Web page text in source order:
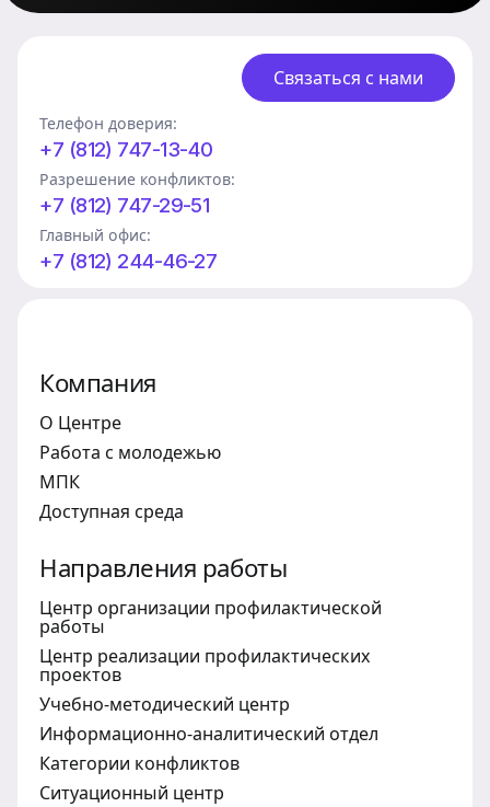
Связаться с нами
Телефон доверия:
+7 (812) 747-13-40
Разрешение конфликтов:
+7 (812) 747-29-51
Главный офис:
+7 (812) 244-46-27
Компания
О Центре
Работа с молодежью
МПК
Доступная среда
Направления работы
Центр организации профилактической
работы
Центр реализации профилактических
проектов
Учебно-методический центр
Информационно-аналитический отдел
Категории конфликтов
Ситуационный центр